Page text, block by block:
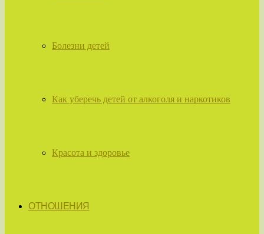
Болезни детей
Как уберечь детей от алкоголя и наркотиков
Красота и здоровье
ОТНОШЕНИЯ